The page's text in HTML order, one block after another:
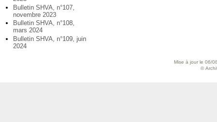
Bulletin SHVA, n°107,
novembre 2023
Bulletin SHVA, n°108,
mars 2024
Bulletin SHVA, n°109, juin
2024
Mise à jour le 06/
©